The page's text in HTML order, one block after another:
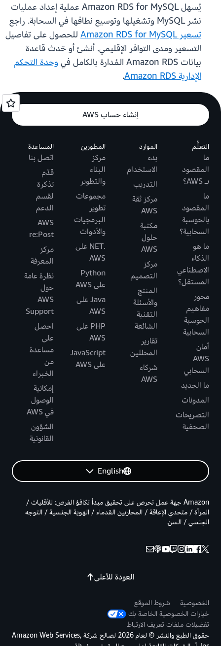
يُسهل Amazon RDS for MySQL عملية إعداد عمليات
نشر MySQL وتشغيلها وتوسيع نطاقها في السحابة. راجع
تسعير Amazon RDS for MySQL
للحصول على تفاصيل
التسعير ومدى التوافر الإقليمي. أنشئ أو حّدث قاعدة
بيانات Amazon RDS المُدارة بالكامل في
وحدة التحكم
الإدارية Amazon RDS
.
إنشاء حساب AWS
التعلُّم
ما
المقصود
بـ AWS؟
ما
المقصود
بالحوسبة
السحابية؟
ما هو
الذكاء
الاصطناعي
المستقل؟
محور
مفاهيم
الحوسبة
السحابية
أمان
AWS
السحابي
ما الجديد
المدونات
التصريحات
الصحفية
الموارد
بدء
الاستخدام
التدريب
مركز ثقة
AWS
مكتبة
حلول
AWS
مركز
التصميم
المنتج
والأسئلة
التقنية
الشائعة
تقارير
المحللين
شركاء
AWS
المطورين
مركز
البناء
والتطوير
مجموعات
تطوير
البرمجيات
والأدوات
.NET على
AWS
Python
على AWS
Java على
AWS
PHP على
AWS
JavaScript
على AWS
المساعدة
اتصل بنا
قدّم
تذكرة
لقسم
الدعم
AWS
re:Post
مركز
المعرفة
نظرة عامة
حول
AWS
Support
احصل
على
مساعدة
من
الخبراء
إمكانية
الوصول
في AWS
الشؤون
القانونية
English
العودة للأعلى
Amazon جهة عمل تحرص على تحقيق مبدأ تكافؤ الفرص: للأقليات /
المرأة / متحدي الإعاقة / المحاربين القدماء / الهوية الجنسية / التوجه
الجنسي / السن.
الخصوصية
شروط الموقع
خيارات الخصوصية الخاصة بك
تفضيلات ملفات تعريف الارتباط
حقوق الطبع والنشر © لعام 2026 لصالح شركة Amazon Web Services,